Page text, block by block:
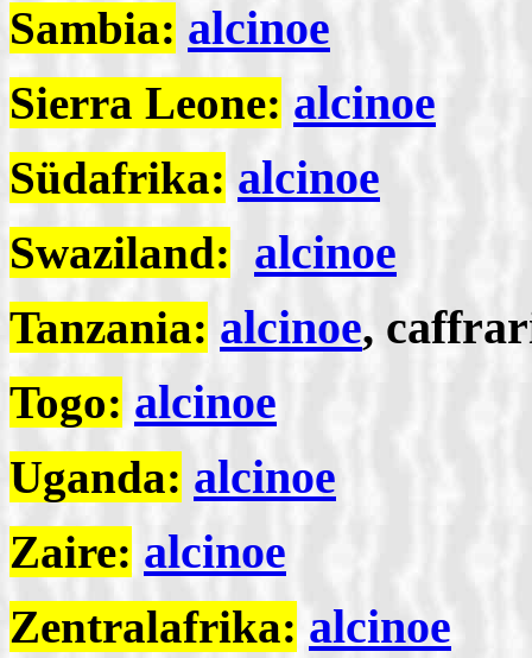
Sambia: alcinoe
Sierra Leone: alcinoe
Südafrika: alcinoe
Swaziland: alcinoe
Tanzania: alcinoe,
Togo: alcinoe
Uganda: alcinoe
Zaire: alcinoe
Zentralafrika: alcinoe